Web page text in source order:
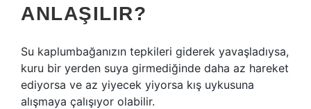
ANLAŞILIR?
Su kaplumbağanızın tepkileri giderek yavaşladıysa,
kuru bir yerden suya girmediğinde daha az hareket
ediyorsa ve az yiyecek yiyorsa kış uykusuna
alışmaya çalışıyor olabilir.